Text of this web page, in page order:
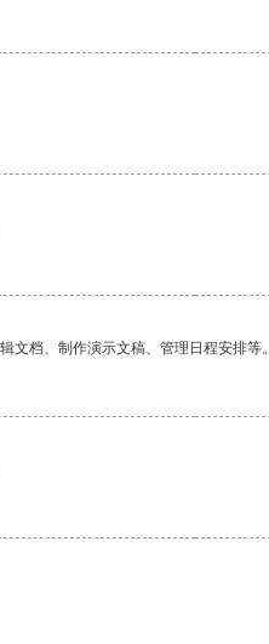
档、制作演示文稿、管理日程安排等。